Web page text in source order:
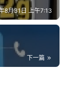
8月31日 上午7:13
下一篇